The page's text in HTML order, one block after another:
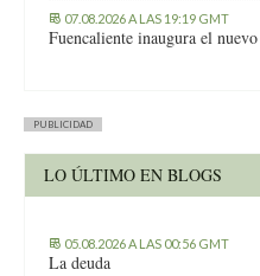
07.08.2026 A LAS 19:19 GMT
Fuencaliente inaugura el
PUBLICIDAD
LO ÚLTIMO EN BLOGS
05.08.2026 A LAS 00:56 GMT
La deuda